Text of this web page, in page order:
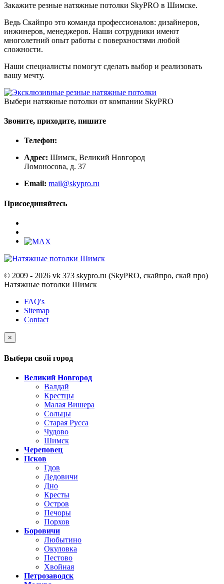
Закажите резные натяжные потолки SkyPRO в Шимске.
Ведь Скайпро это команда профессионалов: дизайнеров,
инжинеров, менеджеров. Наши сотрудники имеют
многолетний опыт работы с поверхностями любой
сложности.
Наши специалисты помогут сделать выбор и реализовать
вашу мечту.
Выбери натяжные потолки от компании SkyPRO
Звоните, приходите, пишите
Телефон:
Адрес: Шимск, Великий Новгород
Ломоносова, д. 37
Email: mail@skypro.ru
Присоединяйтесь
© 2009 - 2026 vk 373 skypro.ru (SkyPRO, скайпро, скай про)
Натяжные потолки Шимск
FAQ's
Sitemap
Contact
×
Выбери свой город
Великий Новгород
Валдай
Крестцы
Малая Вишера
Сольцы
Старая Русса
Чудово
Шимск
Череповец
Псков
Гдов
Дедовичи
Дно
Кресты
Остров
Печоры
Порхов
Боровичи
Любытино
Окуловка
Пестово
Хвойная
Петрозаводск